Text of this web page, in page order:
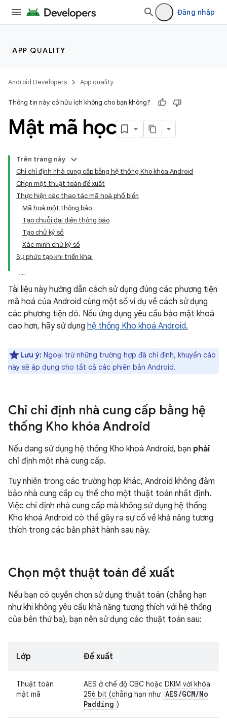
Đăng nhập
APP QUALITY
Android Developers App quality
Thông tin này có hữu ích không cho bạn không?
Mật mã học
Trên trang này
Chỉ chỉ định nhà cung cấp bằng hệ thống Kho khóa Android
Chọn một thuật toán đề xuất
Thực hiện các thao tác mã hoá phổ biến
Mã hoá một thông báo
Tạo chuỗi đại diện thông báo
Tạo chữ ký số
Xác minh chữ ký số
Sự phức tạp khi triển khai
Tài liệu này hướng dẫn cách sử dụng đúng các phương tiện
mã hoá của Android cùng một số ví dụ về cách sử dụng
các phương tiện đó. Nếu ứng dụng yêu cầu bảo mật khoá
cao hơn, hãy sử dụng hệ thống Kho khoá Android.
Lưu ý: Ngoại trừ những trường hợp đã chỉ định, khuyến cáo
này sẽ áp dụng cho tất cả các phiên bản Android.
Chỉ chỉ định nhà cung cấp bằng hệ
thống Kho khóa Android
Nếu đang sử dụng hệ thống Kho khoá Android, bạn phải
chỉ định một nhà cung cấp.
Tuy nhiên trong các trường hợp khác, Android không đảm
bảo nhà cung cấp cụ thể cho một thuật toán nhất định.
Việc chỉ định nhà cung cấp mà không sử dụng hệ thống
Kho khoá Android có thể gây ra sự cố về khả năng tương
thích trong các bản phát hành sau này.
Chọn một thuật toán đề xuất
Nếu bạn có quyền chọn sử dụng thuật toán (chẳng hạn
như khi không yêu cầu khả năng tương thích với hệ thống
của bên thứ ba), bạn nên sử dụng các thuật toán sau:
Lớp Đề xuất
Thuật toán
mật mã
AES ở chế độ CBC hoặc DKIM với khóa
256 bit (chẳng hạn như AES/GCM/No
Padding )